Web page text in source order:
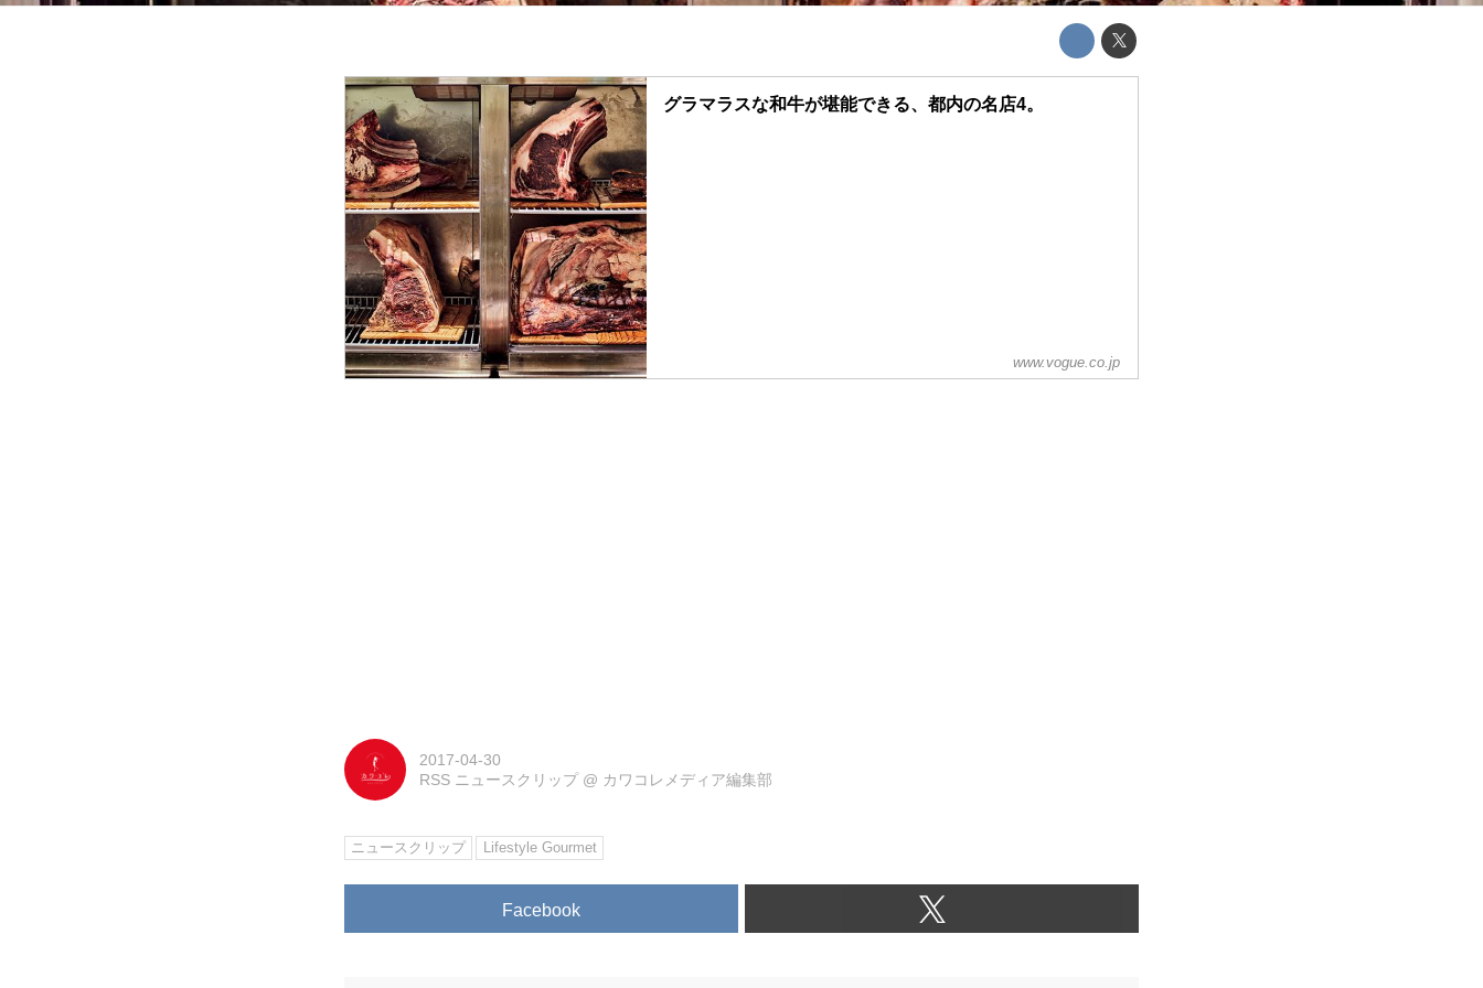
グラマラスな和牛が堪能できる、都内の名店4。
www.vogue.co.jp
2017-04-30
RSS ニュースクリップ @ カワコレメディア編集部
ニュースクリップ Lifestyle Gourmet
Facebook